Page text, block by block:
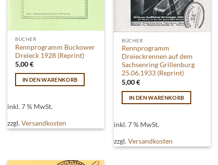
BÜCHER
Rennprogramm Buckower
Dreieck 1928 (Reprint)
5,00€
IN DEN WARENKORB
inkl. 7 % MwSt.
zzgl.Versandkosten
BÜCHER
Rennprogramm
Dreieckrennen auf dem
Sachsenring Grillenburg
25.06.1933 (Reprint)
5,00€
IN DEN WARENKORB
inkl. 7 % MwSt.
zzgl.Versandkosten